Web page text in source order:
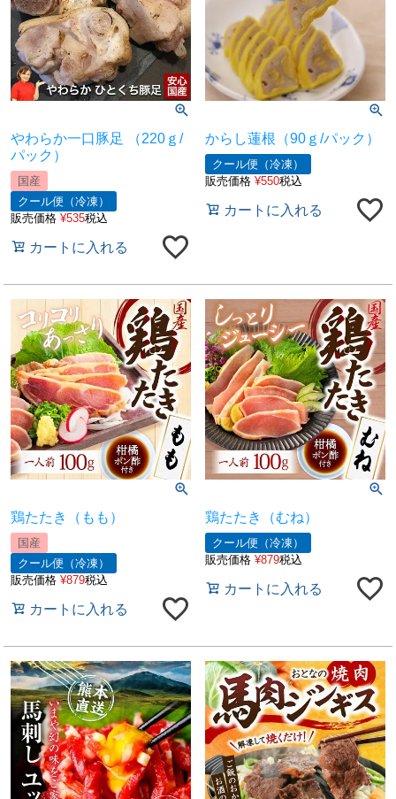
やわらか一口豚足 （220ｇ/
パック）
国産
クール便（冷凍）
販売価格 ¥535税込
カートに入れる
からし蓮根（90ｇ/パック）
クール便（冷凍）
販売価格 ¥550税込
カートに入れる
鶏たたき（もも）
国産
クール便（冷凍）
販売価格 ¥879税込
カートに入れる
鶏たたき（むね）
クール便（冷凍）
販売価格 ¥879税込
カートに入れる